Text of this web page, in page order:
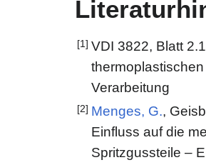
[1] VDI 3822, Blatt
Verarbeitung
[2] Menges, G.,
Einfluss auf die
Spritzgussteile –